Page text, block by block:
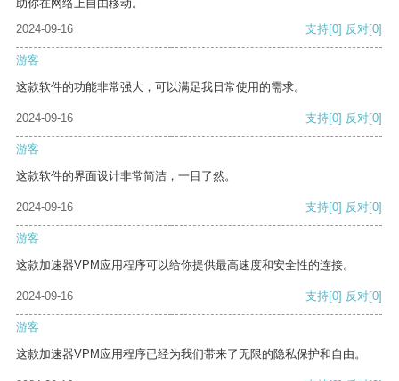
助你在网络上自由移动。
2024-09-16
支持[0] 反对[0]
游客
这款软件的功能非常强大，可以满足我日常使用的需求。
2024-09-16 支持[0] 反对[0]
游客
这款软件的界面设计非常简洁，一目了然。
2024-09-16 支持[0] 反对[0]
游客
这款加速器VPM应用程序可以给你提供最高速度和安全性的连接。
2024-09-16 支持[0] 反对[0]
游客
这款加速器VPM应用程序已经为我们带来了无限的隐私保护和自由。